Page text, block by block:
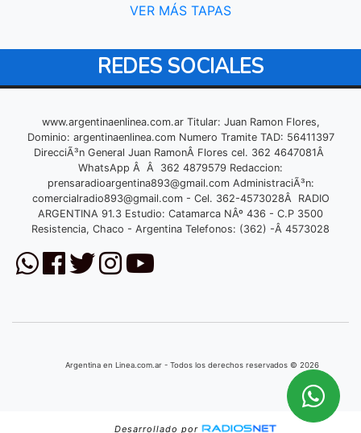
VER MÁS TAPAS
REDES SOCIALES
www.argentinaenlinea.com.ar Titular: Juan Ramon Flores,
Dominio: argentinaenlinea.com Numero Tramite TAD: 56411397
DirecciÃ³n General Juan RamonÂ Flores cel. 362 4647081Â
WhatsApp Â Â 362 4879579 Redaccion:
prensaradioargentina893@gmail.comAdministraciÃ³n:
comercialradio893@gmail.com- Cel. 362-4573028Â RADIO
ARGENTINA 91.3 Estudio: Catamarca NÂº 436 - C.P 3500
Resistencia, Chaco - Argentina Telefonos: (362) -Â 4573028
Argentina en Linea.com.ar - Todos los derechos reservados © 2026
Desarrollado por